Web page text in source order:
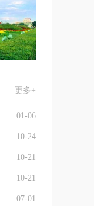
更多+
01-06
10-24
10-21
10-21
07-01